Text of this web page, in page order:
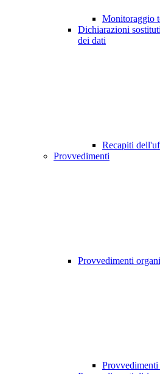
Monitoraggio
Dichiarazioni
dei dati
Recapiti
Provvedimenti
Provvedimenti